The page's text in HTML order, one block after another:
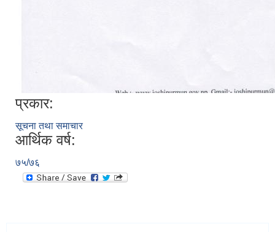
प्रकार:
सूचना तथा समाचार
आर्थिक वर्ष:
७५/७६